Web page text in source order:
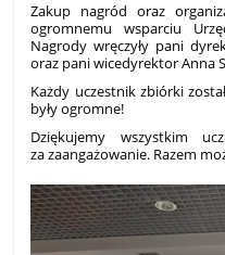
Zakup nagród oraz
ogromnemu wsparciu
Nagrody wręczyły pani
oraz pani wicedyrektor Anna
Każdy uczestnik zbiórki
były ogromne!
Dziękujemy wszystkim
za zaangażowanie. Razem